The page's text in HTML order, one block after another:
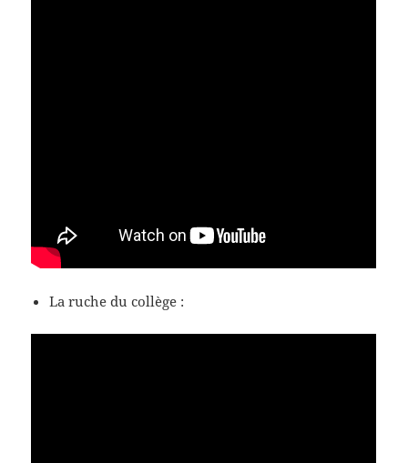
La ruche du collège :